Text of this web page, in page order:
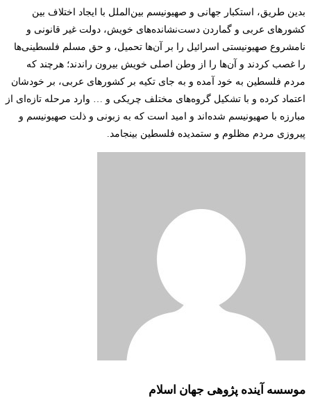
بدین طریق، استکبار جهانی و صهیونیسم بین‌الملل با ایجاد اختلاف بین
کشورهای عربی و گماردن دست‌نشانده‌های خویش، دولت غیر قانونی و
نامشروع صهیونیستی اسرائیل را بر آن‌ها تحمیل، و حق مسلم فلسطینی‌ها
را غصب کردند و آن‌ها را از وطن اصلی خویش بیرون راندند؛ هرچند که
مردم فلسطین به خود آمده و به جای تکیه بر کشورهای عربی، بر خودشان
اعتماد کرده و با تشکیل گروه‌های مختلف چریکی و … وارد مرحله تازه‌ای از
مبارزه با صهیونیسم شده‌اند و امید است که به زبونی و ذلت صهیونیسم و
پیروزی مردم مظلوم و ستمدیده فلسطین بینجامد.
موسسه آینده پژوهی جهان اسلام